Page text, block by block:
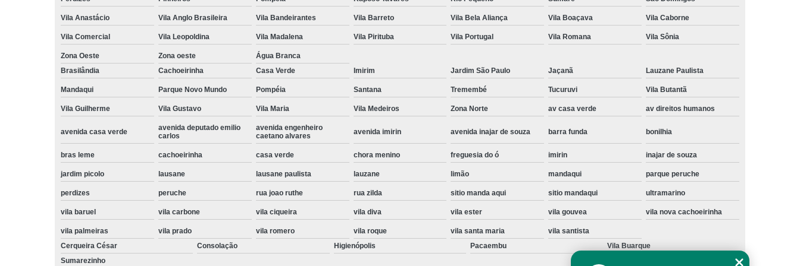
Instalação de Maquina de Lavar Roupa
Instalação de Maquina de Lavar Samsung
Instalação Eletrica Maquina de Lavar Roupa
Instalação Maquina de Lavar Roupa
Instalação para Maquina de Lavar Roupa
Instalar Maquina de Lavar Samsung
Instalar Maquina Lavar Roupa
Maquina de Lavar Roupa Instalação
Samsung Instalação Maquina de Lavar
Instalação de Lava e Seca
Instalação de Lava e Seca Samsung
Instalação de Maquina Lava e Seca
Instalação Lava e Seca
Instalação Lava e Seca Samsung
Instalação Lava Seca
Instalação Maquina Lava e Seca
Instalação Maquina Lava e Seca Samsung
Instalação Samsung Lava e Seca
Lava e Seca Instalação
Lava e Seca Samsung Instalação
Samsung Instalação Lava e Seca
Manutenção de Fogão
Manutenção de Fogão a Gas
Manutenção de Fogão Cooktop
Manutenção de Fogão Electrolux
Manutenção em Fogão
Vila Anastácio Vila Anglo Brasileira Vila Bandeirantes Vila Barreto Vila Bela Aliança Vila Boaçava Vila Caborne
Vila Comercial Vila Leopoldina Vila Madalena Vila Pirituba Vila Portugal Vila Romana Vila Sônia
Zona Oeste Zona oeste
Água Branca
Brasilândia
Cachoeirinha Casa Verde Imirim Jardim São Paulo Jaçanã Lauzane Paulista
Mandaqui Parque Novo Mundo Pompéia Santana Tremembé Tucuruvi Vila Butantã
Vila Guilherme Vila Gustavo Vila Maria Vila Medeiros Zona Norte av casa verde av direitos humanos
avenida casa verde
avenida deputado emilio
carlos
avenida engenheiro
caetano alvares
avenida imirin avenida inajar de souza barra funda bonilhia
bras leme cachoeirinha casa verde chora menino freguesia do ó imirin inajar de souza
jardim picolo lausane lausane paulista lauzane limão mandaqui parque peruche
perdizes peruche rua joao ruthe rua zilda sitio manda aqui sitio mandaqui ultramarino
vila baruel vila carbone vila ciqueira vila diva vila ester vila gouvea vila nova cachoeirinha
vila palmeiras vila prado vila romero vila roque vila santa maria
vila santista
Cerqueira César
Consolação Higienópolis Pacaembu
Vila Buarque
Sumarezinho